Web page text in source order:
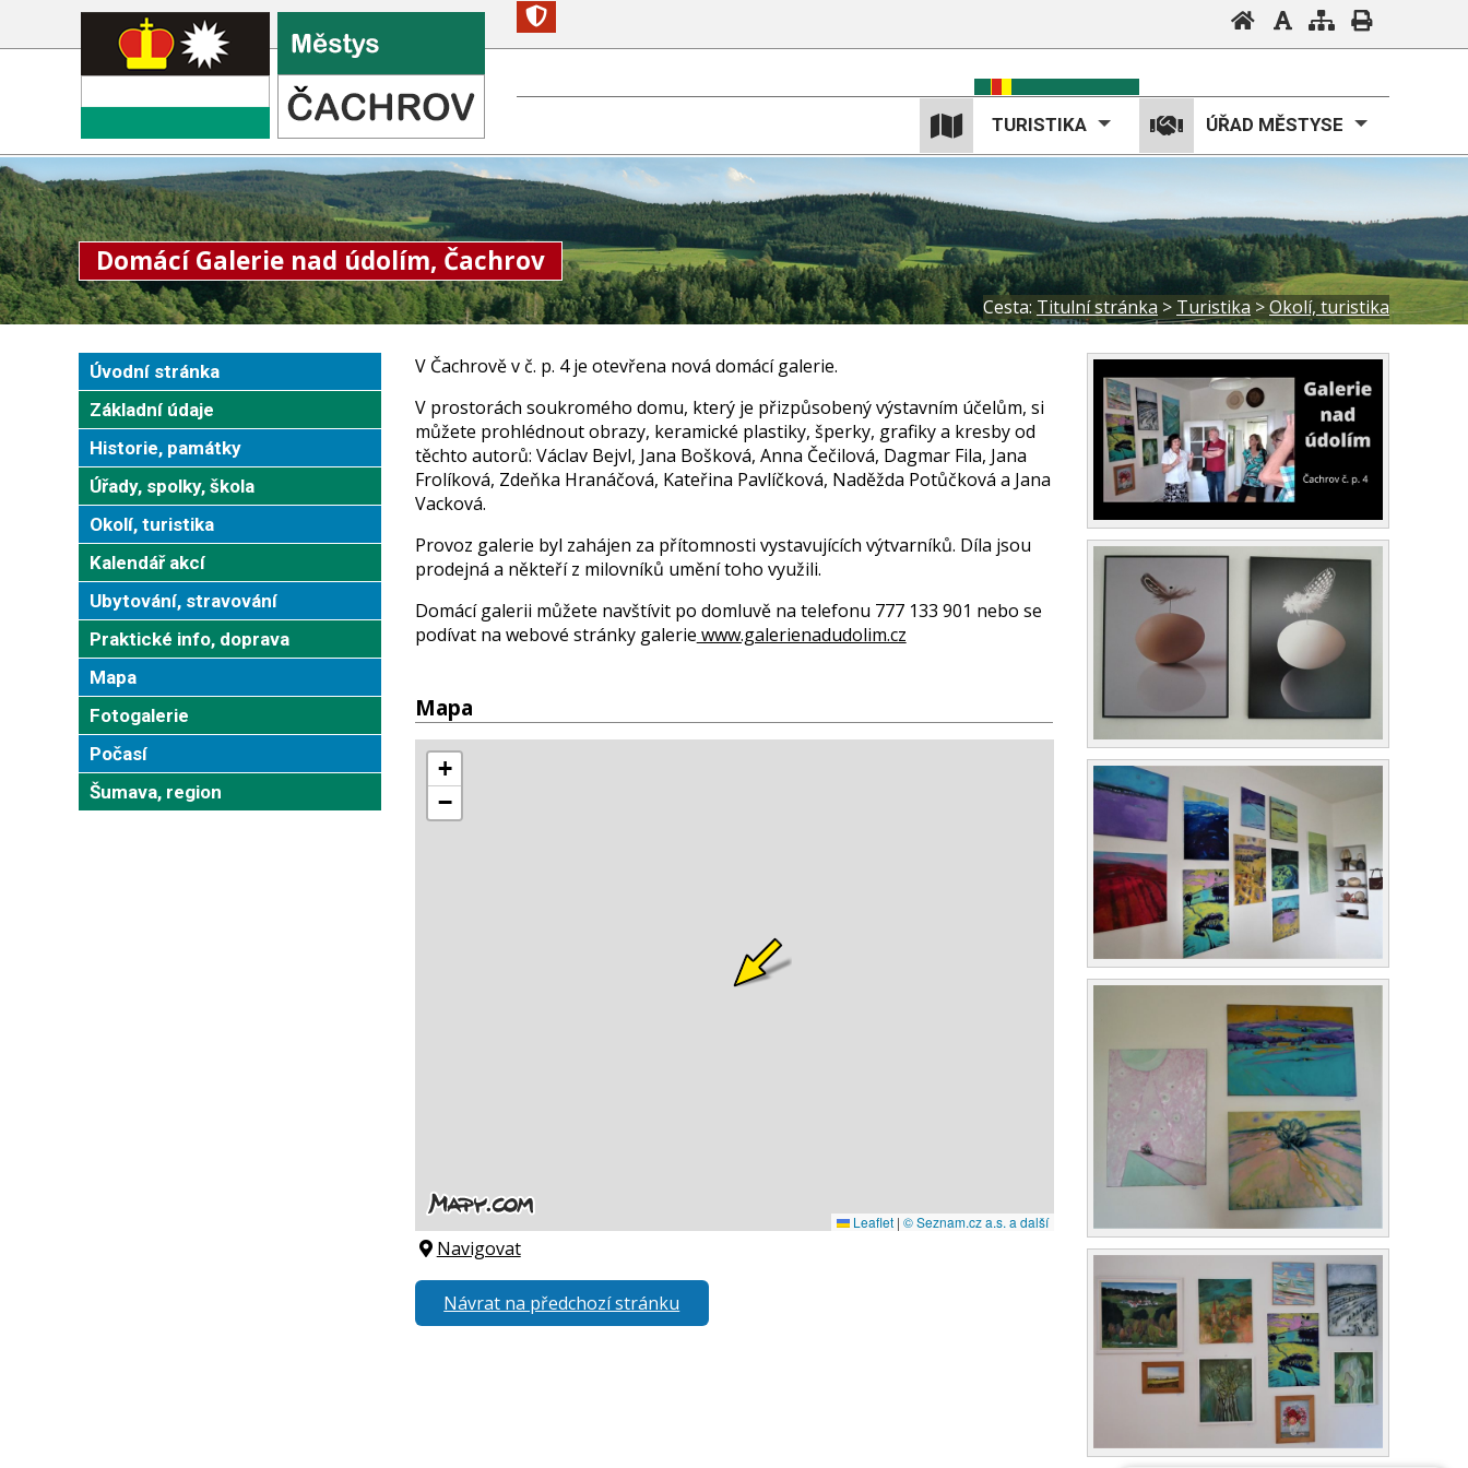
TURISTIKA ÚŘAD MĚSTYSE
Domácí Galerie nad údolím, Čachrov
Cesta: Titulní stránka > Turistika >Okolí, turistika
Úvodní stránka
Základní údaje
Historie, památky
Úřady, spolky, škola
Okolí, turistika
Kalendář akcí
Ubytování, stravování
Praktické info, doprava
Mapa
Fotogalerie
Počasí
Šumava, region
V Čachrově v č. p. 4 je otevřena nová domácí galerie.
V prostorách soukromého domu, který je přizpůsobený výstavním účelům, si
můžete prohlédnout obrazy, keramické plastiky, šperky, grafiky a kresby od
těchto autorů: Václav Bejvl, Jana Bošková, Anna Čečilová, Dagmar Fila, Jana
Frolíková, Zdeňka Hranáčová, Kateřina Pavlíčková, Naděžda Potůčková a Jana
Vacková.
Provoz galerie byl zahájen za přítomnosti vystavujících výtvarníků. Díla jsou
prodejná a někteří z milovníků umění toho využili.
Domácí galerii můžete navštívit po domluvě na telefonu 777 133 901 nebo se
podívat na webové stránky galerie www.galerienadudolim.cz
Mapa
Navigovat
Návrat na předchozí stránku